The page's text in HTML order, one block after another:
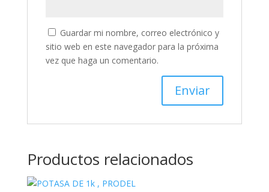
Guardar mi nombre, correo electrónico y
sitio web en este navegador para la próxima
vez que haga un comentario.
Productos relacionados